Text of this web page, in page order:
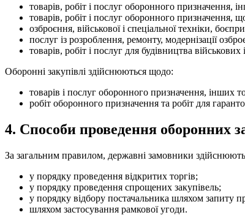
товарів, робіт і послуг оборонного призначення,
товарів, робіт і послуг оборонного призначення,
озброєння, військової і спеціальної техніки,
послуг із розроблення, ремонту, модернізації
товарів, робіт і послуг для будівництва
Оборонні закупівлі здійснюються щодо:
товарів і послуг оборонного призначення, інших
робіт оборонного призначення та робіт для
4. Способи проведення оборонних
За загальним правилом, державні замовники здійснюють
у порядку проведення відкритих торгів;
у порядку проведення спрощених закупівель;
у порядку відбору постачальника шляхом запиту
шляхом застосування рамкової угоди.